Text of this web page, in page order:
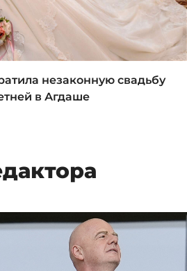
незаконную свадьбу
в Агдаше